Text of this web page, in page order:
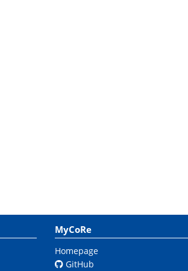
MyCoRe
Homepage
GitHub